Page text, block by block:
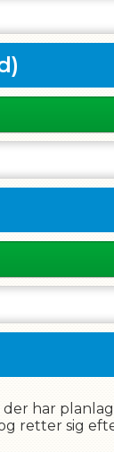
der har
retter sig